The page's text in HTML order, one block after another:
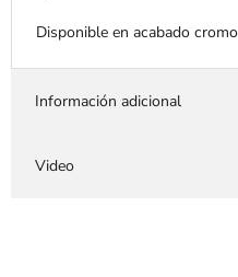
Disponible en acabado
Información adicional
Video